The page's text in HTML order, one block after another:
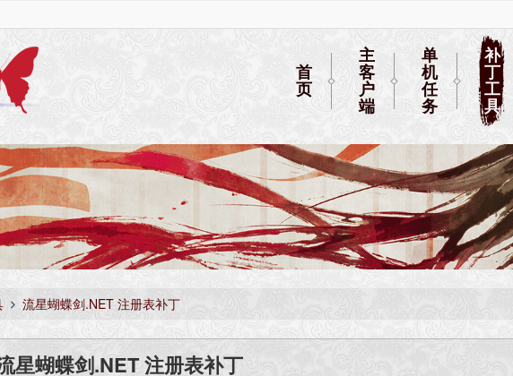
首
页
主
客
户
端
单
机
任
务
补
丁
工
具
流星蝴蝶剑.NET 注册表补丁
星蝴蝶剑.NET 注册表补丁